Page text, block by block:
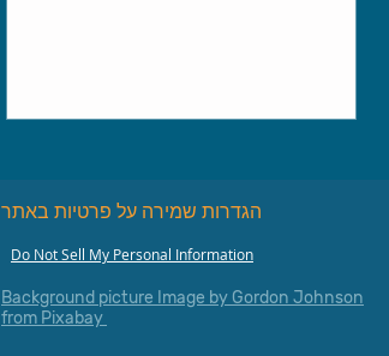
הגדרות שמירה על פרטיות באתר
Do Not Sell My Personal Information
Background picture Image by Gordon Johnson
from Pixabay